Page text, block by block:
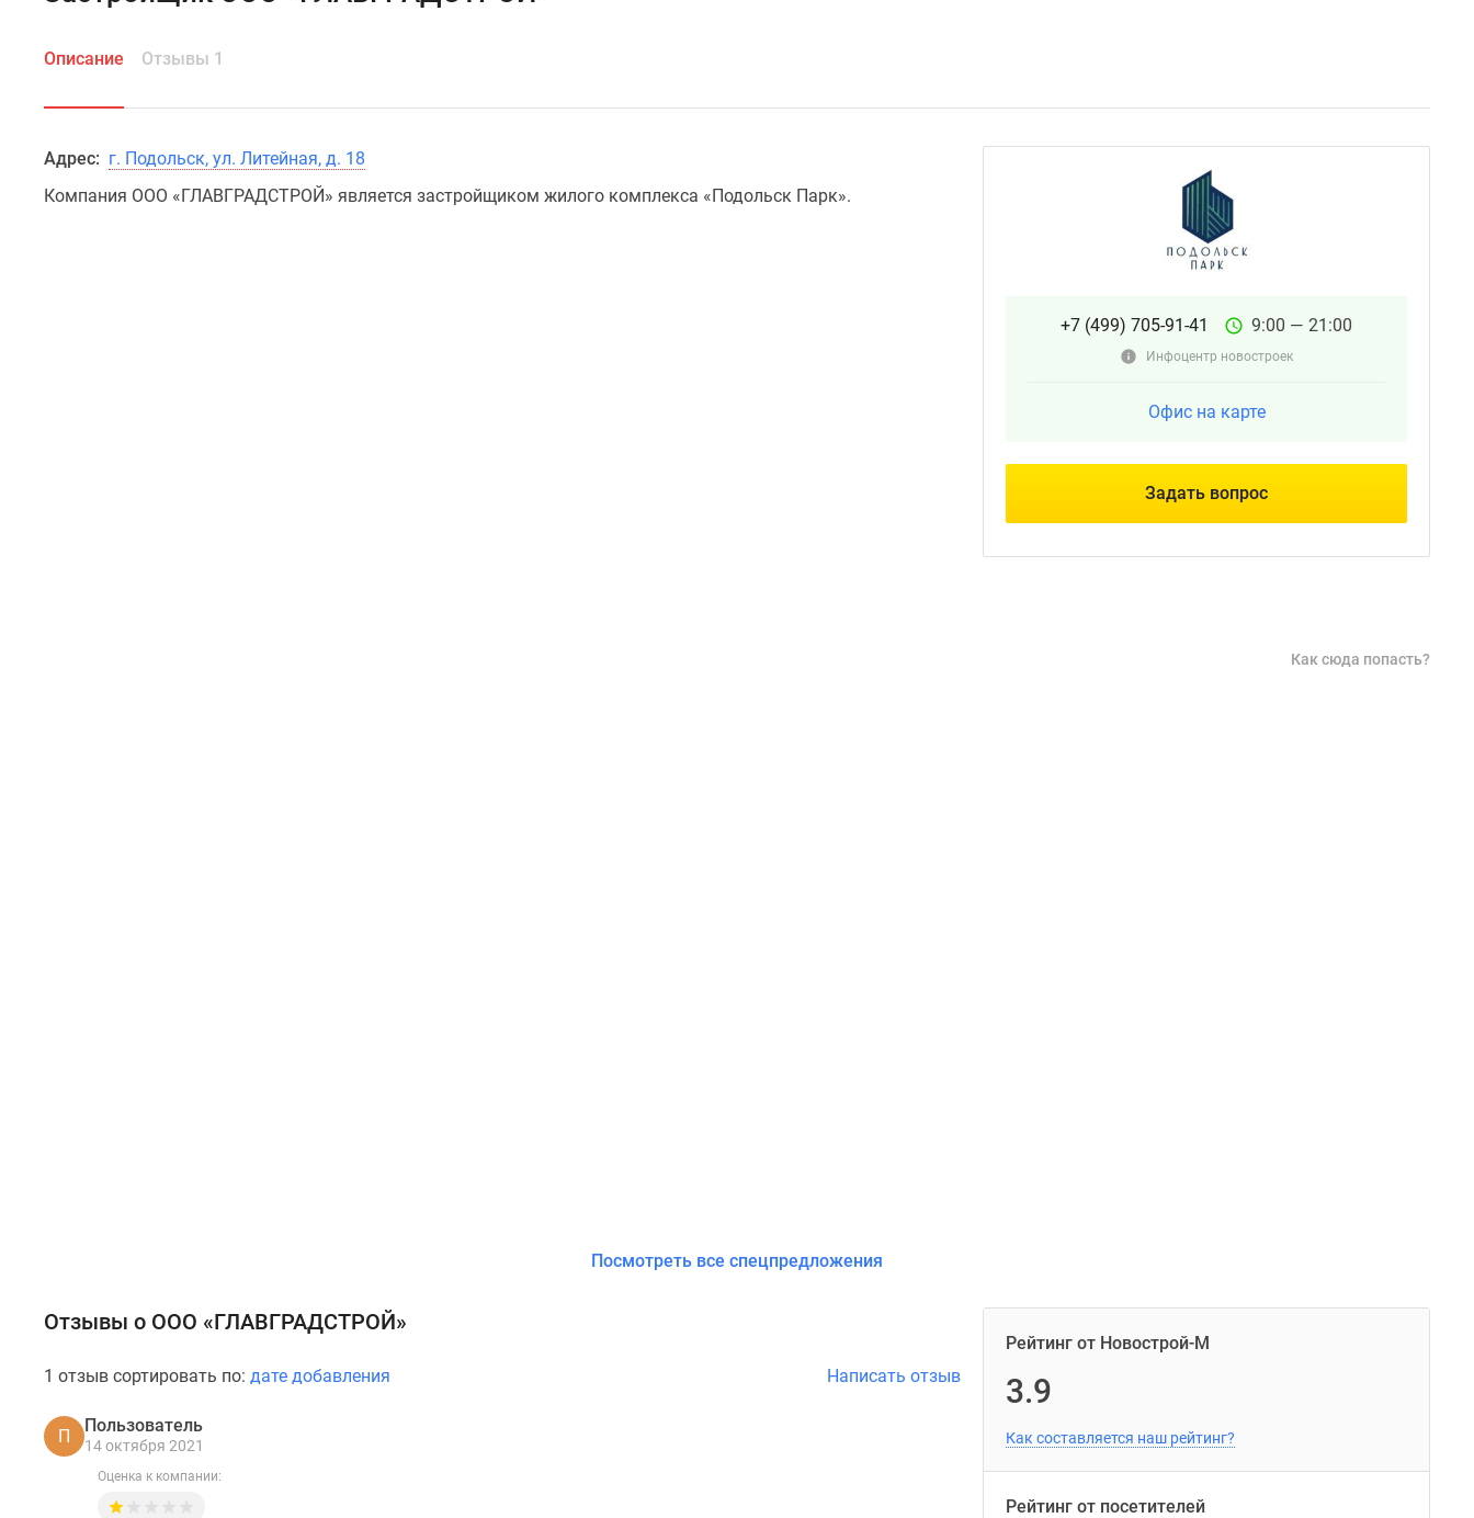
Описание Отзывы 1
Адрес: г. Подольск, ул. Литейная, д. 18
Компания ООО «ГЛАВГРАДСТРОЙ» является застройщиком жилого комплекса «Подольск Парк».
+7 (499) 705-91-41 9:00 — 21:00
Инфоцентр новостроек
Офис на карте
Задать вопрос
Как сюда попасть?
Посмотреть все спецпредложения
Отзывы о ООО «ГЛАВГРАДСТРОЙ»
1 отзыв сортировать по: дате добавления Написать отзыв
П
Пользователь
14 октября 2021
Оценка к компании:
Рейтинг от Новострой-М
3.9
Как составляется наш рейтинг?
Рейтинг от посетителей